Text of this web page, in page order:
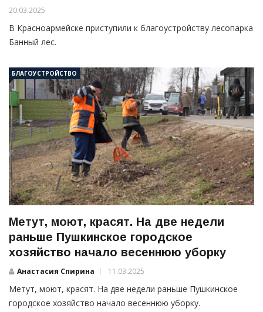
20.03.2025
В Красноармейске приступили к благоустройству лесопарка
Банный лес.
БЛАГОУСТРОЙСТВО
Метут, моют, красят. На две недели
раньше Пушкинское городское
хозяйство начало весеннюю уборку
Анастасия Спирина 11.03.2025
Метут, моют, красят. На две недели раньше Пушкинское
городское хозяйство начало весеннюю уборку.